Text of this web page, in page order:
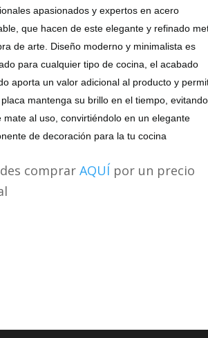
apasionados y expertos en acero
que hacen de este elegante y refinado
de arte. Diseño moderno y minimalista es
para cualquier tipo de cocina, el acabado
aporta un valor adicional al producto y
mantenga su brillo en el tiempo, evitando
mate al uso, convirtiéndolo en un elegante
de decoración para la tu cocina
comprarAQUÍ por un precio